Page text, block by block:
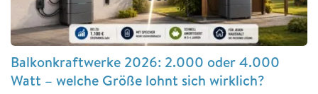
Balkonkraftwerke 2026: 2.000 oder 4.000
Watt – welche Größe lohnt sich wirklich?